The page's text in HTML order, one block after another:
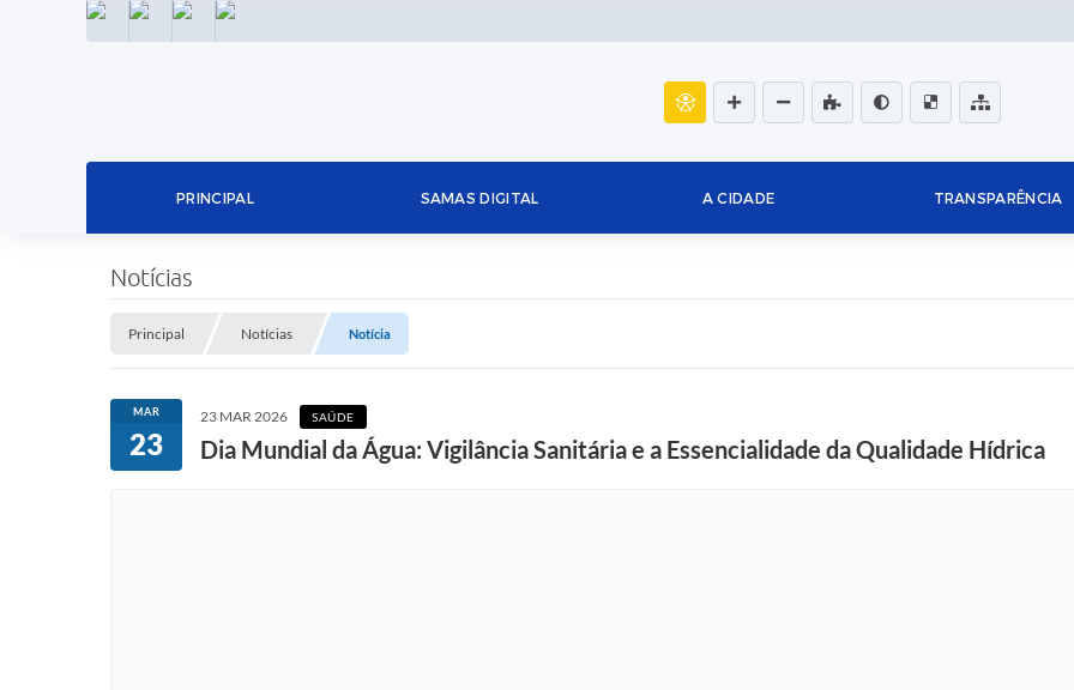
INSTAGRAMFACEBOOKLINKEDIN
PRINCIPAL SAMAS DIGITAL A CIDADE TRANSPARÊNCIA
Notícias
Principal Notícias Notícia
MAR
23
23 MAR 2026 SAÚDE
Dia Mundial da Água: Vigilância Sanitária e a Essencialidade da Qualidade Hídrica